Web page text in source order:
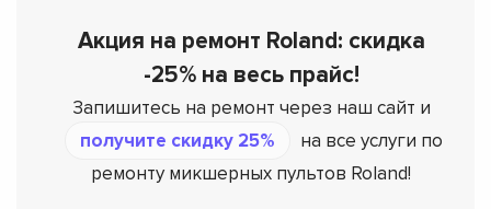
Акция на ремонт Roland: скидка
-25% на весь прайс!
Запишитесь на ремонт через наш сайт и
получите скидку 25%
на все услуги по
ремонту микшерных пультов Roland!